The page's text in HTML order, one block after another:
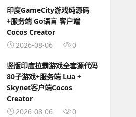
印度GameCity游戏纯源码
+服务端 Go语言 客户端
Cocos Creator
2026-08-06
0
竖版印度拉霸游戏全套源代码
80子游戏+服务端 Lua +
Skynet客户端Cocos
Creator
2026-08-06
0